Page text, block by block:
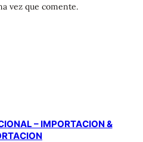
vez que comente.
– IMPORTACION &